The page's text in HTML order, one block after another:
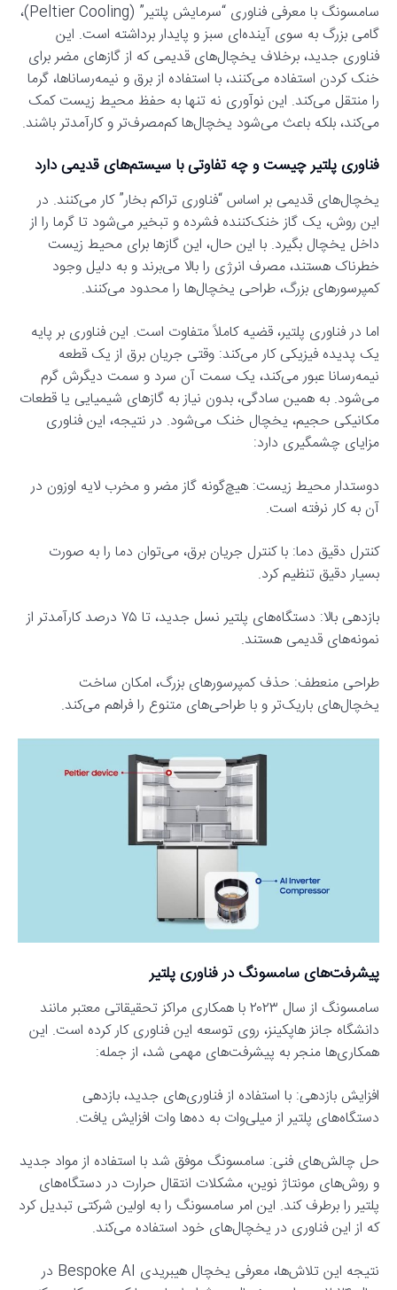
سامسونگ با معرفی فناوری “سرمایش پلتیر” (Peltier Cooling)،
گامی بزرگ به سوی آینده‌ای سبز و پایدار برداشته است. این
فناوری جدید، برخلاف یخچال‌های قدیمی که از گازهای مضر برای
خنک کردن استفاده می‌کنند، با استفاده از برق و نیمه‌رساناها، گرما
را منتقل می‌کند. این نوآوری نه تنها به حفظ محیط زیست کمک
می‌کند، بلکه باعث می‌شود یخچال‌ها کم‌مصرف‌تر و کارآمدتر باشند.
فناوری پلتیر چیست و چه تفاوتی با سیستم‌های قدیمی دارد
یخچال‌های قدیمی بر اساس “فناوری تراکم بخار” کار می‌کنند. در
این روش، یک گاز خنک‌کننده فشرده و تبخیر می‌شود تا گرما را از
داخل یخچال بگیرد. با این حال، این گازها برای محیط زیست
خطرناک هستند، مصرف انرژی را بالا می‌برند و به دلیل وجود
کمپرسورهای بزرگ، طراحی یخچال‌ها را محدود می‌کنند.
اما در فناوری پلتیر، قضیه کاملاً متفاوت است. این فناوری بر پایه
یک پدیده فیزیکی کار می‌کند: وقتی جریان برق از یک قطعه
نیمه‌رسانا عبور می‌کند، یک سمت آن سرد و سمت دیگرش گرم
می‌شود. به همین سادگی، بدون نیاز به گازهای شیمیایی یا قطعات
مکانیکی حجیم، یخچال خنک می‌شود. در نتیجه، این فناوری
مزایای چشمگیری دارد:
دوستدار محیط زیست: هیچ‌گونه گاز مضر و مخرب لایه اوزون در
آن به کار نرفته است.
کنترل دقیق دما: با کنترل جریان برق، می‌توان دما را به صورت
بسیار دقیق تنظیم کرد.
بازدهی بالا: دستگاه‌های پلتیر نسل جدید، تا ۷۵ درصد کارآمدتر از
نمونه‌های قدیمی هستند.
طراحی منعطف: حذف کمپرسورهای بزرگ، امکان ساخت
یخچال‌های باریک‌تر و با طراحی‌های متنوع را فراهم می‌کند.
پیشرفت‌های سامسونگ در فناوری پلتیر
سامسونگ از سال ۲۰۲۳ با همکاری مراکز تحقیقاتی معتبر مانند
دانشگاه جانز هاپکینز، روی توسعه این فناوری کار کرده است. این
همکاری‌ها منجر به پیشرفت‌های مهمی شد، از جمله:
افزایش بازدهی: با استفاده از فناوری‌های جدید، بازدهی
دستگاه‌های پلتیر از میلی‌وات به ده‌ها وات افزایش یافت.
حل چالش‌های فنی: سامسونگ موفق شد با استفاده از مواد جدید
و روش‌های مونتاژ نوین، مشکلات انتقال حرارت در دستگاه‌های
پلتیر را برطرف کند. این امر سامسونگ را به اولین شرکتی تبدیل کرد
که از این فناوری در یخچال‌های خود استفاده می‌کند.
نتیجه این تلاش‌ها، معرفی یخچال هیبریدی Bespoke AI در